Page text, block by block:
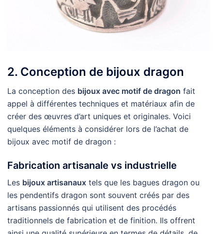
2. Conception de bijoux dragon
La conception des bijoux avec motif de dragon fait
appel à différentes techniques et matériaux afin de
créer des œuvres d’art uniques et originales. Voici
quelques éléments à considérer lors de l’achat de
bijoux avec motif de dragon :
Fabrication artisanale vs industrielle
Les bijoux artisanaux tels que les bagues dragon ou
les pendentifs dragon sont souvent créés par des
artisans passionnés qui utilisent des procédés
traditionnels de fabrication et de finition. Ils offrent